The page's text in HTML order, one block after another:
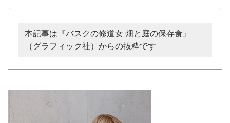
本記事は『バスクの修道女 畑と庭の保存食』
（グラフィック社）からの抜粋です